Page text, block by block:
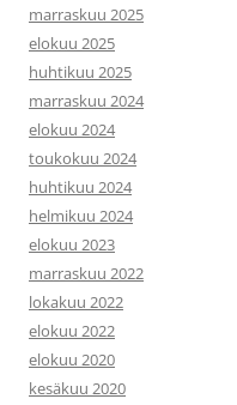
marraskuu 2025
elokuu 2025
huhtikuu 2025
marraskuu 2024
elokuu 2024
toukokuu 2024
huhtikuu 2024
helmikuu 2024
elokuu 2023
marraskuu 2022
lokakuu 2022
elokuu 2022
elokuu 2020
kesäkuu 2020